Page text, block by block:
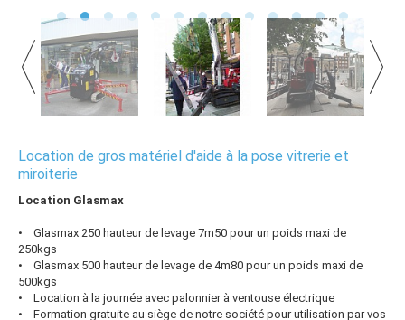
Location de gros matériel d'aide à la pose vitrerie et
miroiterie
Location Glasmax
• Glasmax 250 hauteur de levage 7m50 pour un poids maxi de
250kgs
• Glasmax 500 hauteur de levage de 4m80 pour un poids maxi de
500kgs
• Location à la journée avec palonnier à ventouse électrique
• Formation gratuite au siège de notre société pour utilisation par vos